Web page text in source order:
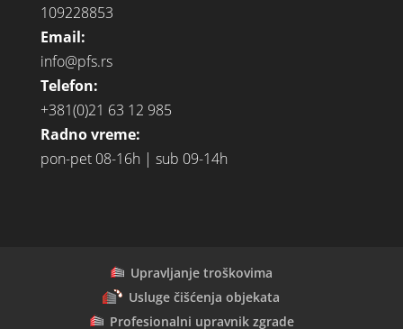
109228853
Email:
info@pfs.rs
Telefon:
+381(0)21 63 12 985
Radno vreme:
pon-pet 08-16h | sub 09-14h
Upravljanje troškovima
Usluge čišćenja objekata
Profesionalni upravnik zgrade